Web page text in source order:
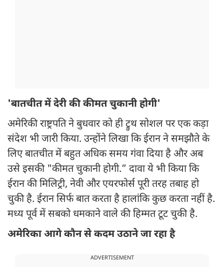
'बातचीत में देरी की कीमत चुकानी होगी'
अमेरिकी राष्ट्रपति ने बुधवार को ही ट्रुथ सोशल पर एक कड़ा
संदेश भी जारी किया. उन्होंने लिखा कि ईरान ने समझौते के
लिए बातचीत में बहुत अधिक समय गंवा दिया है और अब
उसे इसकी "कीमत चुकानी होगी.” दावा ये भी किया कि
ईरान की मिलिट्री, नेवी और एयरफोर्स पूरी तरह तबाह हो
चुकी है. ईरान सिर्फ बात करता है हालांकि कुछ करता नहीं है.
मध्य पूर्व में सबको धमकाने वाले की हिम्मत टूट चुकी है.
अमेरिका आगे कौन से कदम उठाने जा रहा है
ADVERTISEMENT